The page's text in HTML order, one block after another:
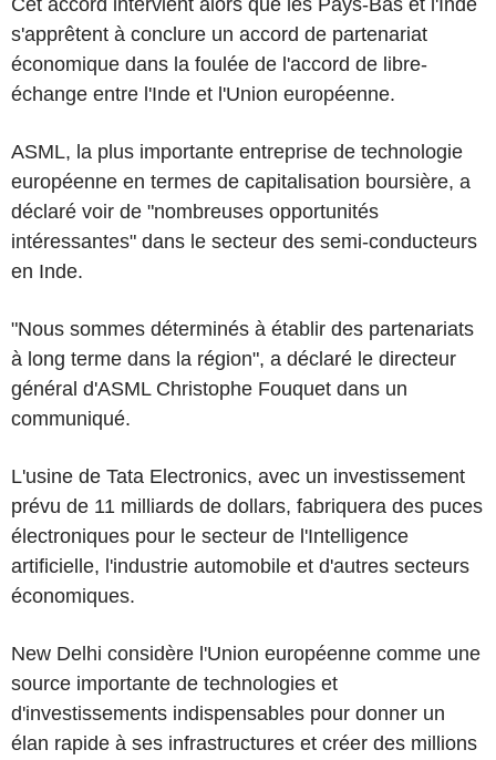
Cet accord intervient alors que les Pays-Bas et l'Inde
s'apprêtent à conclure un accord de partenariat
économique dans la foulée de l'accord de libre-
échange entre l'Inde et l'Union européenne.
ASML, la plus importante entreprise de technologie
européenne en termes de capitalisation boursière, a
déclaré voir de "nombreuses opportunités
intéressantes" dans le secteur des semi-conducteurs
en Inde.
"Nous sommes déterminés à établir des partenariats
à long terme dans la région", a déclaré le directeur
général d'ASML Christophe Fouquet dans un
communiqué.
L'usine de Tata Electronics, avec un investissement
prévu de 11 milliards de dollars, fabriquera des puces
électroniques pour le secteur de l'Intelligence
artificielle, l'industrie automobile et d'autres secteurs
économiques.
New Delhi considère l'Union européenne comme une
source importante de technologies et
d'investissements indispensables pour donner un
élan rapide à ses infrastructures et créer des millions